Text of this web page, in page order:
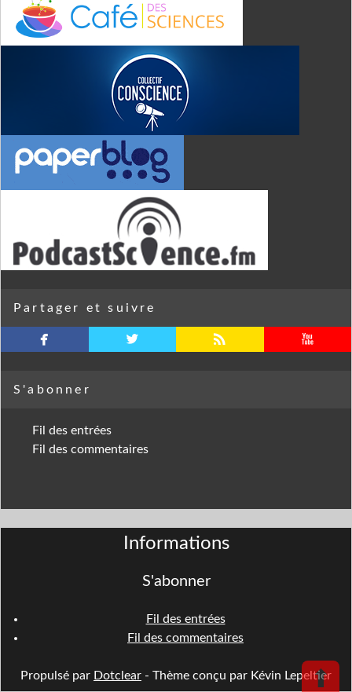
Partager et suivre
facebook twitterbird rss youtube
S'abonner
Fil des entrées
Fil des commentaires
⬆
Informations
S'abonner
Fil des entrées
Fil des commentaires
Propulsé par Dotclear - Thème conçu par Kévin Lepeltier